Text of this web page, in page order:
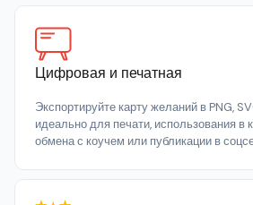
Цифровая и печатная
Экспортируйте карту желаний в PNG,
идеально для печати, использования в
обмена с коучем или публикации в